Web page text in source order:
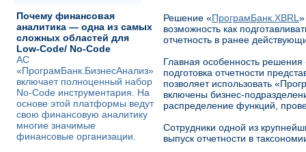
Почему финансовая
аналитика — одна из самых
сложных областей для
Low-Code/ No-Code
АС
«ПрограмБанк.БизнесАнализ»
включает полноценный набор
No-Code инструментария. На
основе этой платформы ведут
свою финансовую аналитику
многие значимые
финансовые организации.
Решение «ПрограмБанк.XBRL
возможность как
отчетность в ранее
Главная особенность
подготовка отчетности
позволяет использовать
включены бизнес-
распределение функций,
Сотрудники одной из
выпуск отчетности в